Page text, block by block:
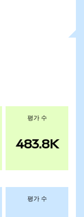
평가 수
483.8K
평가 수